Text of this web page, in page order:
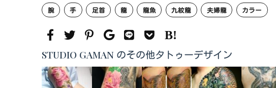
腕 手 足首 龍 龍魚 九紋龍 夫婦龍 カラー
STUDIO GAMAN のその他タトゥーデザイン